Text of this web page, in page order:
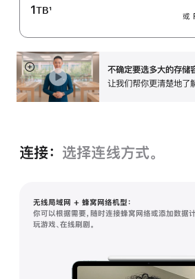
1TB
注
1
或
不确定要选多大的存储
让我们帮你更清楚地了
展
开
连接： 选择连线方式。
无线局域网 + 蜂窝网络机型：
你可以根据需要，随时连接蜂窝网络或添加数据计
玩游戏、在线刷剧。